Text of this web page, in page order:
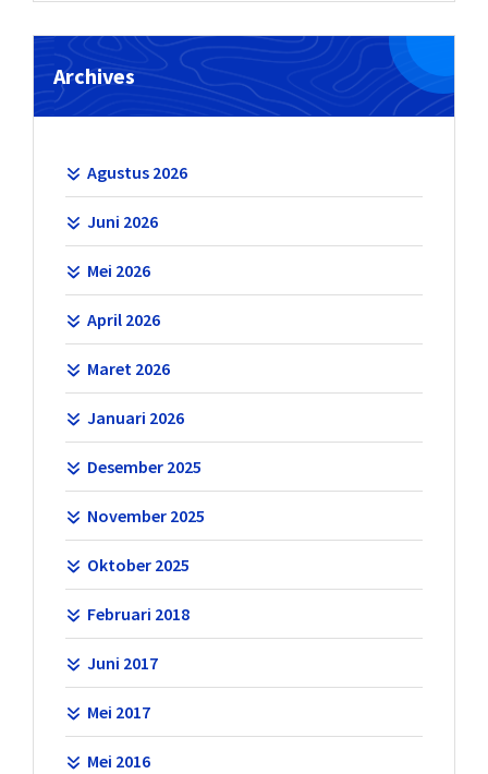
Archives
Agustus 2026
Juni 2026
Mei 2026
April 2026
Maret 2026
Januari 2026
Desember 2025
November 2025
Oktober 2025
Februari 2018
Juni 2017
Mei 2017
Mei 2016